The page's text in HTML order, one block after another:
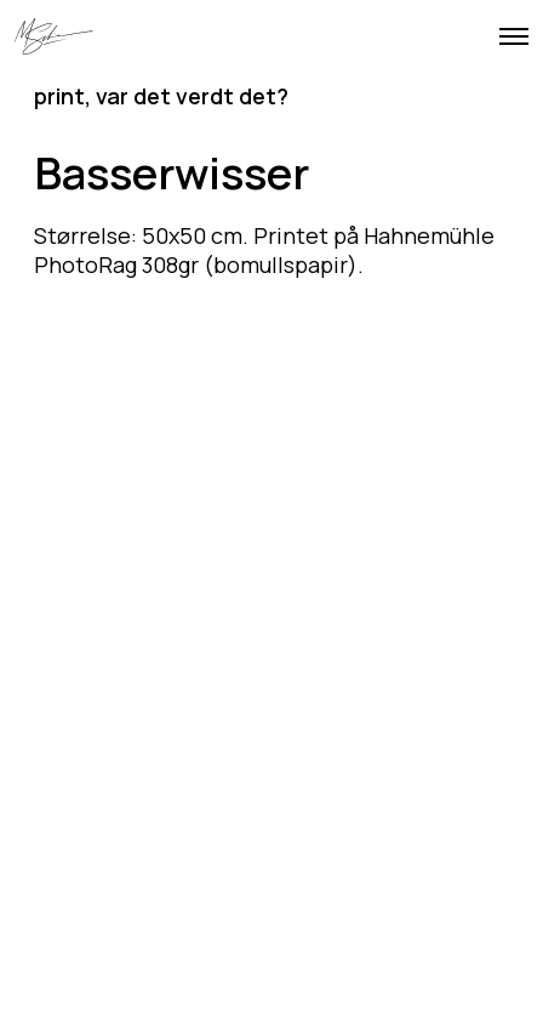
O
print, var det verdt det?
Basserwisser
Størrelse: 50x50 cm. Printet på Hahnemühle
PhotoRag 308gr (bomullspapir).